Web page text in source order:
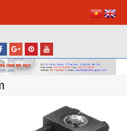
Facebook
Google
Plus
Pinterest